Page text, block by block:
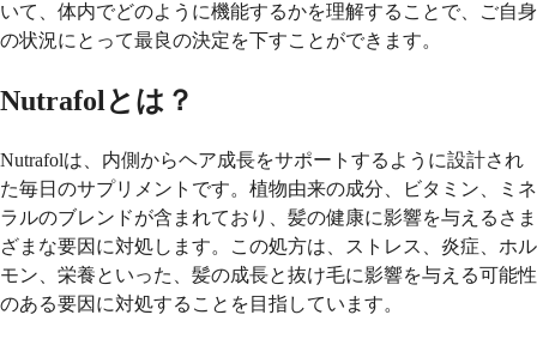
いて、体内でどのように機能するかを理解することで、ご自身
の状況にとって最良の決定を下すことができます。
Nutrafolとは？
Nutrafolは、内側からヘア成長をサポートするように設計され
た毎日のサプリメントです。植物由来の成分、ビタミン、ミネ
ラルのブレンドが含まれており、髪の健康に影響を与えるさま
ざまな要因に対処します。この処方は、ストレス、炎症、ホル
モン、栄養といった、髪の成長と抜け毛に影響を与える可能性
のある要因に対処することを目指しています。